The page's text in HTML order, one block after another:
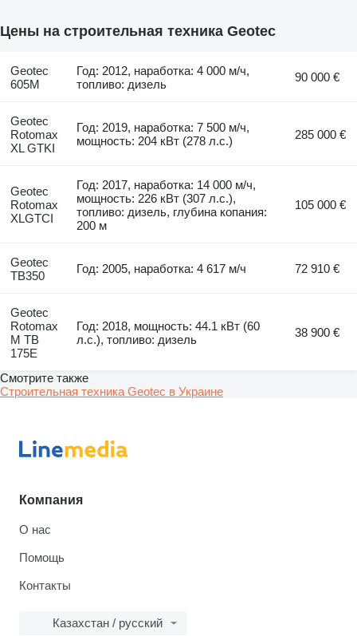
Цены на строительная техника Geotec
Geotec
605M
Год: 2012, наработка: 4 000 м/ч,
топливо: дизель
90 000 €
Geotec
Rotomax
XL GTKI
Год: 2019, наработка: 7 500 м/ч,
мощность: 204 кВт (278 л.с.)
285 000 €
Geotec
Rotomax
XLGTCI
Год: 2017, наработка: 14 000 м/ч,
мощность: 226 кВт (307 л.с.),
топливо: дизель, глубина копания:
200 м
105 000 €
Geotec
TB350
Год: 2005, наработка: 4 617 м/ч 72 910 €
Geotec
Rotomax
M TB
175E
Год: 2018, мощность: 44.1 кВт (60
л.с.), топливо: дизель
38 900 €
Смотрите также
Строительная техника Geotec в Украине
Компания
О нас
Помощь
Контакты
Казахстан / русский